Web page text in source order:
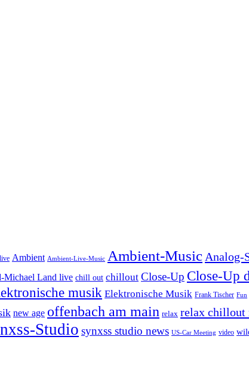
Ambient Ambient-Live-Music Ambient-Music Analog-
Michael Land live chill out chillout Close-Up Close-Up
musik Elektronische Musik Frank Tischer Fun
new age offenbach am main relax relax chillout
Studio synxss studio news US-Car Meeting video